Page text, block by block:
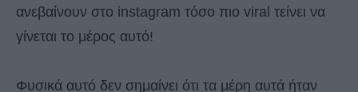
ανεβαίνουν στο instagram τόσο πιο viral τείνει να
γίνεται το μέρος αυτό!
Φυσικά αυτό δεν σημαίνει ότι τα μέρη αυτά ήταν